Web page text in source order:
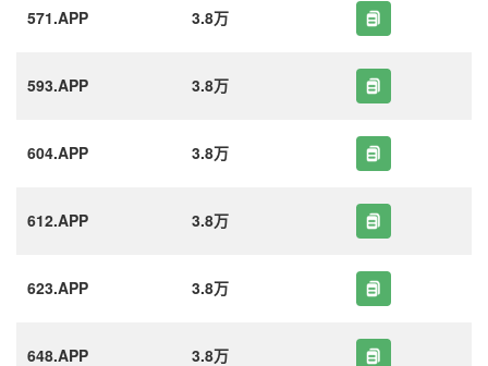
571.APP 3.8万
593.APP 3.8万
604.APP 3.8万
612.APP 3.8万
623.APP 3.8万
648.APP 3.8万